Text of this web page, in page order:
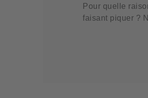
Pour quelle
faisant piquer ?